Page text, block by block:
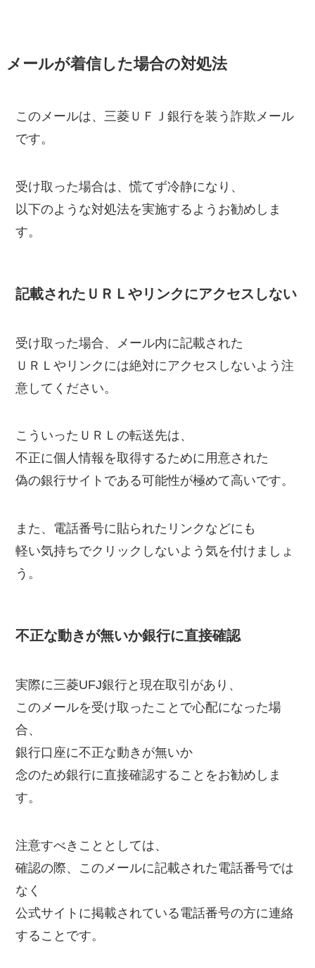
メールが着信した場合の対処法
このメールは、三菱ＵＦＪ銀行を装う詐欺メール
です。
受け取った場合は、慌てず冷静になり、
以下のような対処法を実施するようお勧めしま
す。
記載されたＵＲＬやリンクにアクセスしない
受け取った場合、メール内に記載された
ＵＲＬやリンクには絶対にアクセスしないよう注
意してください。
こういったＵＲＬの転送先は、
不正に個人情報を取得するために用意された
偽の銀行サイトである可能性が極めて高いです。
また、電話番号に貼られたリンクなどにも
軽い気持ちでクリックしないよう気を付けましょ
う。
不正な動きが無いか銀行に直接確認
実際に三菱UFJ銀行と現在取引があり、
このメールを受け取ったことで心配になった場
合、
銀行口座に不正な動きが無いか
念のため銀行に直接確認することをお勧めしま
す。
注意すべきこととしては、
確認の際、このメールに記載された電話番号では
なく
公式サイトに掲載されている電話番号の方に連絡
することです。